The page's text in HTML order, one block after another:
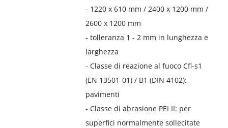
- 1220 x 610 mm / 2400 x 1200 mm /
2600 x 1200 mm
- tolleranza 1 - 2 mm in lunghezza e
larghezza
- Classe di reazione al fuoco Cfl-s1
(EN 13501-01) / B1 (DIN 4102):
pavimenti
- Classe di abrasione PEI II: per
superfici normalmente sollecitate